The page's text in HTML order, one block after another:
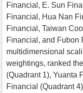
Financial, E. Sun
Financial, Hua Nan
Financial, Taiwan
Financial, and Fubon
multidimensional
weightings, ranked
(Quadrant 1), Yuanta
Financial (Quadrant